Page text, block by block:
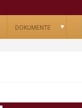
DOKUMENTE ▼